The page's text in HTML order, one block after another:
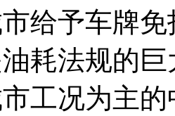
给予车牌
耗法规的
工况为主